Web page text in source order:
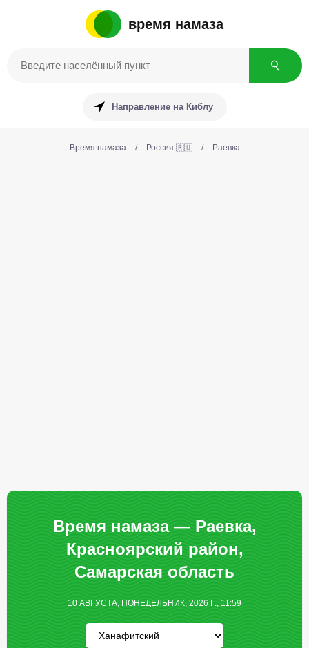
время намаза
Направление на Киблу
Время намаза / Россия 🇷🇺 / Раевка
Время намаза — Раевка,
Красноярский район,
Самарская область
10 АВГУСТА, ПОНЕДЕЛЬНИК, 2026 Г., 11:59